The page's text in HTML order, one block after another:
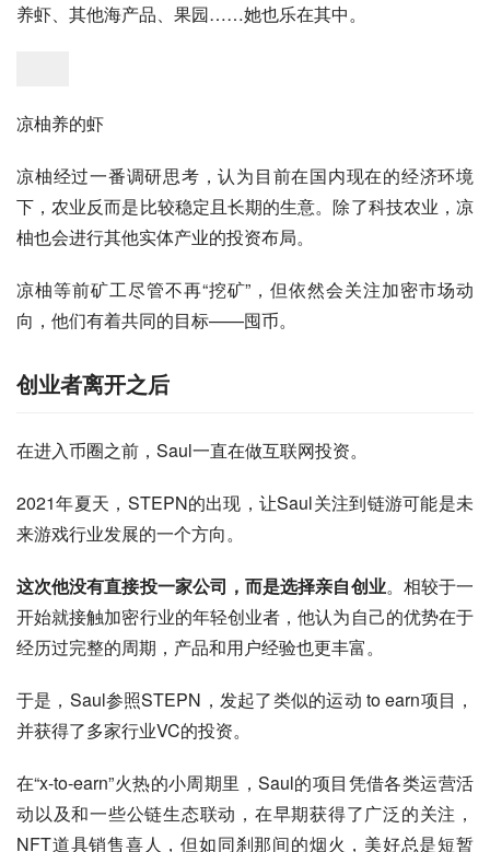
养虾、其他海产品、果园……她也乐在其中。
凉柚养的虾
凉柚经过一番调研思考，认为目前在国内现在的经济环境
下，农业反而是比较稳定且长期的生意。除了科技农业，凉
柚也会进行其他实体产业的投资布局。
凉柚等前矿工尽管不再“挖矿”，但依然会关注加密市场动
向，他们有着共同的目标——囤币。
创业者离开之后
在进入币圈之前，Saul一直在做互联网投资。
2021年夏天，STEPN的出现，让Saul关注到链游可能是未
来游戏行业发展的一个方向。
这次他没有直接投一家公司，而是选择亲自创业。相较于一
开始就接触加密行业的年轻创业者，他认为自己的优势在于
经历过完整的周期，产品和用户经验也更丰富。
于是，Saul参照STEPN，发起了类似的运动 to earn项目，
并获得了多家行业VC的投资。
在“x-to-earn”火热的小周期里，Saul的项目凭借各类运营活
动以及和一些公链生态联动，在早期获得了广泛的关注，
NFT道具销售喜人，但如同刹那间的烟火，美好总是短暂